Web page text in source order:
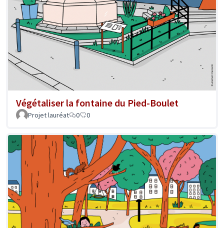
Végétaliser la fontaine du Pied-Boulet
Projet lauréat 0 0